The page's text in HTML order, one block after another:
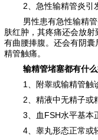
2、急性输精管炎引
男性患有急性输精
肤红肿，其疼痛还会放
有曲腰捧腹。还会有阴
精管触痛。
输精管堵塞都有什
1、附睾或输精管触
2、精液中无精子或
3、血FSH水平基本
4、睾丸形态正常或